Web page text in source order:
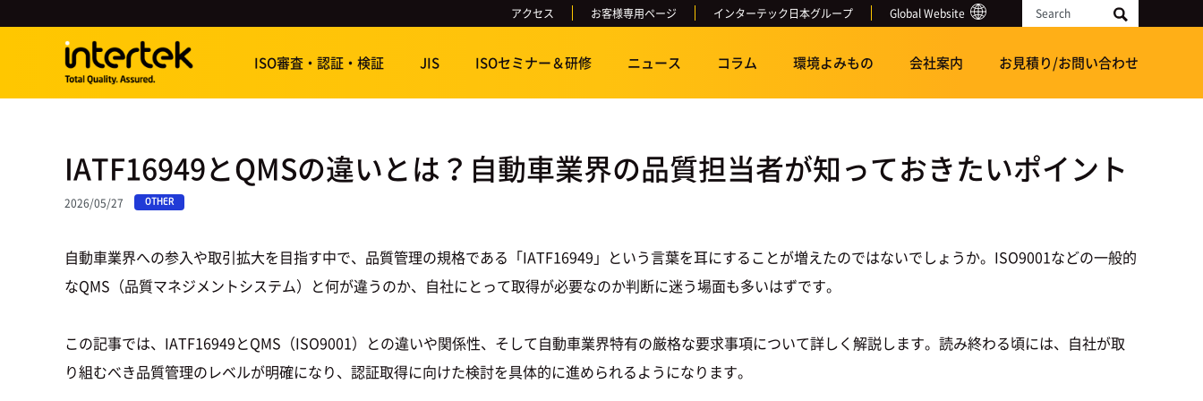
アクセス お客様専用ページ インターテック日本グループ Global Website Search
ISO審査・認証・検証 JIS ISOセミナー＆研修 ニュース コラム 環境よみもの 会社案内 お見積り/お問い合わせ
IATF16949とQMSの違いとは？自動車業界の品質担当者が知っておきたいポイント
2026/05/27 OTHER
自動車業界への参入や取引拡大を目指す中で、品質管理の規格である「IATF16949」という言葉を耳にすることが増えたのではないでしょうか。ISO9001などの一般的
なQMS（品質マネジメントシステム）と何が違うのか、自社にとって取得が必要なのか判断に迷う場面も多いはずです。
この記事では、IATF16949とQMS（ISO9001）との違いや関係性、そして自動車業界特有の厳格な要求事項について詳しく解説します。読み終わる頃には、自社が取
り組むべき品質管理のレベルが明確になり、認証取得に向けた検討を具体的に進められるようになります。